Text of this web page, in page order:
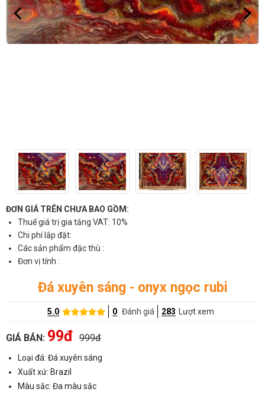
ĐƠN GIÁ TRÊN CHƯA BAO GỒM:
Thuế giá trị gia tăng VAT: 10%
Chi phí lắp đặt:
Các sản phẩm đặc thù :
Đơn vị tính :
Đá xuyên sáng - onyx ngọc rubi
5.0 0 Đánh giá 283 Lượt xem
GIÁ BÁN: 99đ 999đ
Loại đá: Đá xuyên sáng
Xuất xứ: Brazil
Màu sắc: Đa màu sắc